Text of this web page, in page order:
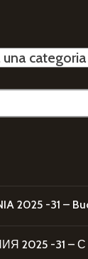
2025 -31 –
2025 -31 – С